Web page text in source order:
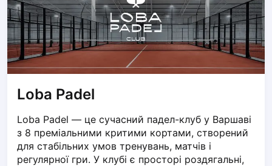
Grudziądz
Kalisz
Katowice
Katowice Area
Kielce
Krakow
Legionowo
Lodz
Lublin
Nowy Sącz
Loba Padel
Loba Padel — це сучасний падел-клуб у Варшаві
з 8 преміальними критими кортами, створений
для стабільних умов тренувань, матчів і
регулярної гри. У клубі є просторі роздягальні,